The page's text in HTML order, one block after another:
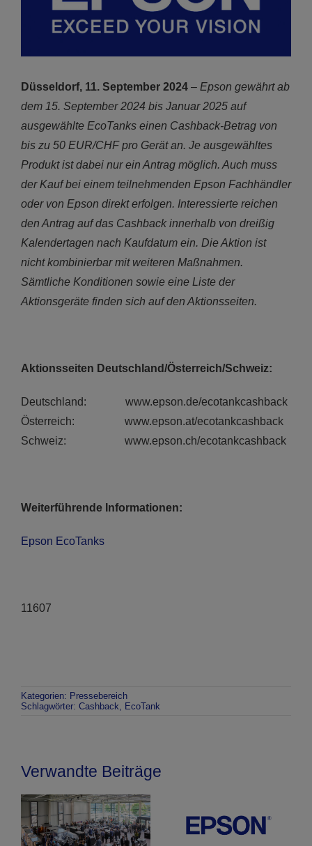
Düsseldorf, 11. September 2024– Epson gewährt ab
dem 15. September 2024 bis Januar 2025 auf
ausgewählte EcoTanks einen Cashback-Betrag von
bis zu 50 EUR/CHF pro Gerät an. Je ausgewähltes
Produkt ist dabei nur ein Antrag möglich. Auch muss
der Kauf bei einem teilnehmenden Epson Fachhändler
oder von Epson direkt erfolgen. Interessierte reichen
den Antrag auf das Cashback innerhalb von dreißig
Kalendertagen nach Kaufdatum ein. Die Aktion ist
nicht kombinierbar mit weiteren Maßnahmen.
Sämtliche Konditionen sowie eine Liste der
Aktionsgeräte finden sich auf den Aktionsseiten.
Aktionsseiten Deutschland/Österreich/Schweiz:
Deutschland: www.epson.de/ecotankcashback
Österreich: www.epson.at/ecotankcashback
Schweiz: www.epson.ch/ecotankcashback
Weiterführende Informationen:
Epson EcoTanks
11607
Kategorien: Pressebereich
Schlagwörter: Cashback, EcoTank
Verwandte Beiträge